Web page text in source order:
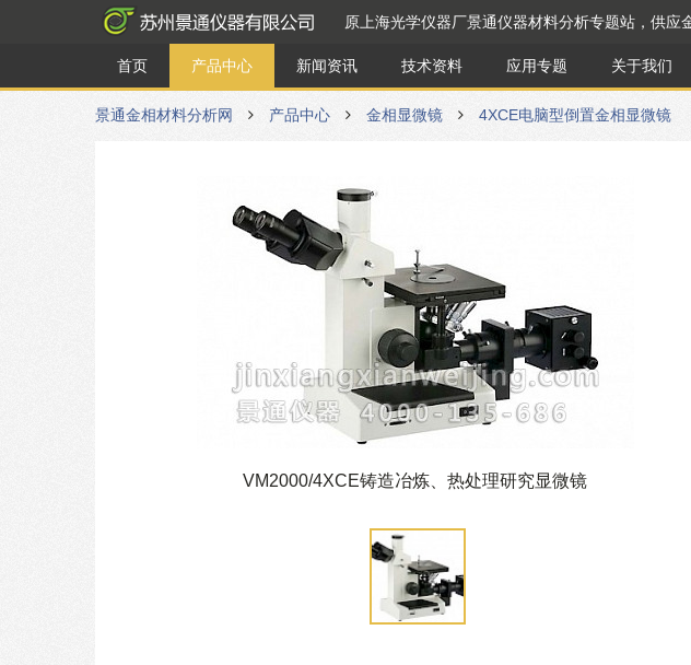
原上海光学仪器厂景通仪器材料分析专题站，供应
首页 产品中心 新闻资讯 技术资料 应用专题 关于我们
景通金相材料分析网 产品中心 金相显微镜 4XCE电脑型倒置金相显微镜
VM2000/4XCE铸造冶炼、热处理研究显微镜